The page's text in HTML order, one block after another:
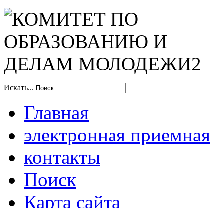
Искать...
Главная
электронная приемная
контакты
Поиск
Карта сайта